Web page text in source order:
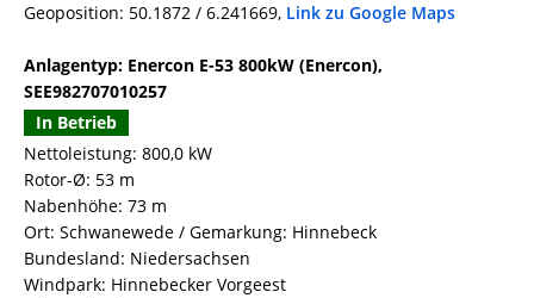
Geoposition: 50.1872 / 6.241669, Link zu Google Maps
Anlagentyp: Enercon E-53 800kW (Enercon),
SEE982707010257
In Betrieb
Nettoleistung: 800,0 kW
Rotor-Ø: 53 m
Nabenhöhe: 73 m
Ort: Schwanewede / Gemarkung: Hinnebeck
Bundesland: Niedersachsen
Windpark: Hinnebecker Vorgeest